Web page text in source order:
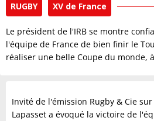
RUGBY
XV de France
Le président de l'IRB se montre
l'équipe de France de bien finir le
réaliser une belle Coupe du monde,
Invité de l'émission Rugby & Cie
Lapasset a évoqué la victoire de